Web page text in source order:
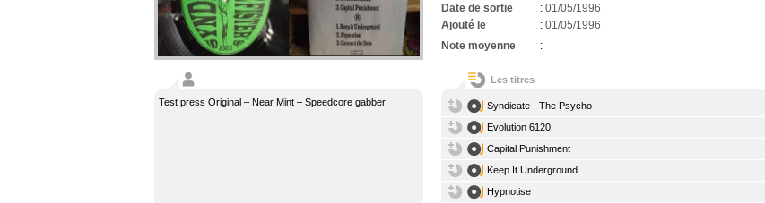
Date de sortie
: 01/05/1996
Ajouté le
: 01/05/1996
Note moyenne
:
Test press Original – Near Mint – Speedcore gabber
Les titres
Syndicate - The Psycho
Evolution 6120
Capital Punishment
Keep It Underground
Hypnotise